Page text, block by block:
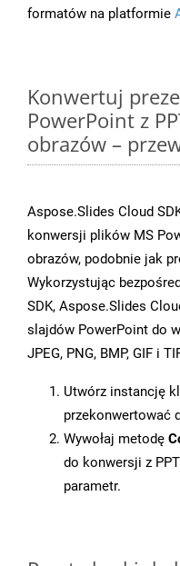
formatów na platformie
Konwertuj
PowerPoint z
obrazów –
Aspose.Slides Cloud
konwersji plików MS
obrazów, podobnie jak
Wykorzystując
SDK, Aspose.Slides
slajdów PowerPoint do
JPEG, PNG, BMP, GIF i
Utwórz instancję
przekonwertować
Wywołaj metodę
do konwersji z
parametr.